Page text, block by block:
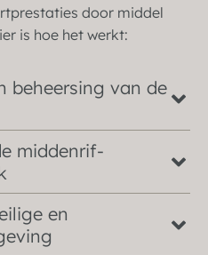
door middel
is hoe het werkt:
beheersing van de
middenrif-
en